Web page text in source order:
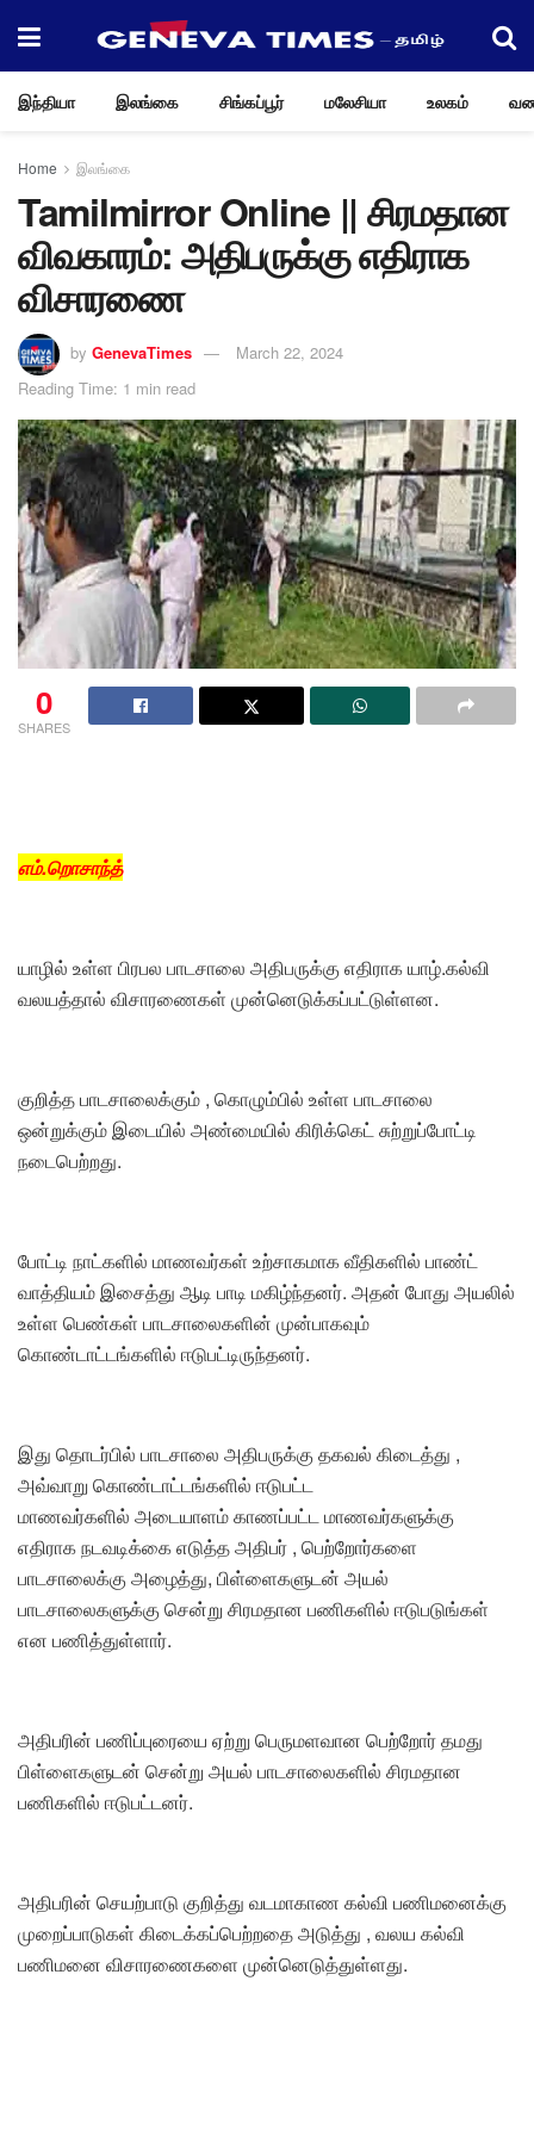
இந்தியா இலங்கை சிங்கப்பூர் மலேசியா உலகம்
Home இலங்கை
Tamilmirror Online || சிரமதான
விவகாரம்: அதிபருக்கு எதிராக
விசாரணை
by GenevaTimes
March 22, 2024
Reading Time: 1 min read
0
SHARES
எம்.றொசாந்த்
யாழில் உள்ள பிரபல பாடசாலை அதிபருக்கு எதிராக யாழ்.கல்வி
வலயத்தால் விசாரணைகள் முன்னெடுக்கப்பட்டுள்ளன.
குறித்த பாடசாலைக்கும் , கொழும்பில் உள்ள பாடசாலை
ஒன்றுக்கும் இடையில் அண்மையில் கிரிக்கெட் சுற்றுப்போட்டி
நடைபெற்றது.
போட்டி நாட்களில் மாணவர்கள் உற்சாகமாக வீதிகளில் பாண்ட்
வாத்தியம் இசைத்து ஆடி பாடி மகிழ்ந்தனர். அதன் போது அயலில்
உள்ள பெண்கள் பாடசாலைகளின் முன்பாகவும்
கொண்டாட்டங்களில் ஈடுபட்டிருந்தனர்.
இது தொடர்பில் பாடசாலை அதிபருக்கு தகவல் கிடைத்து ,
அவ்வாறு கொண்டாட்டங்களில் ஈடுபட்ட
மாணவர்களில் அடையாளம் காணப்பட்ட மாணவர்களுக்கு
எதிராக நடவடிக்கை எடுத்த அதிபர் , பெற்றோர்களை
பாடசாலைக்கு அழைத்து, பிள்ளைகளுடன் அயல்
பாடசாலைகளுக்கு சென்று சிரமதான பணிகளில் ஈடுபடுங்கள்
என பணித்துள்ளார்.
அதிபரின் பணிப்புரையை ஏற்று பெருமளவான பெற்றோர் தமது
பிள்ளைகளுடன் சென்று அயல் பாடசாலைகளில் சிரமதான
பணிகளில் ஈடுபட்டனர்.
அதிபரின் செயற்பாடு குறித்து வடமாகாண கல்வி பணிமனைக்கு
முறைப்பாடுகள் கிடைக்கப்பெற்றதை அடுத்து , வலய கல்வி
பணிமனை விசாரணைகளை முன்னெடுத்துள்ளது.